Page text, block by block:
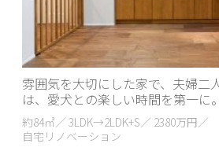
雰囲気を大切にした家で、夫婦二
は、愛犬との楽しい時間を第一に。
約84㎡／ 3LDK→2LDK+S／ 2380万円／
自宅リノベーション